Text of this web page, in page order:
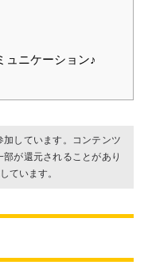
ュニケーション♪
しています。コンテンツ
が還元されることがあり
ています。